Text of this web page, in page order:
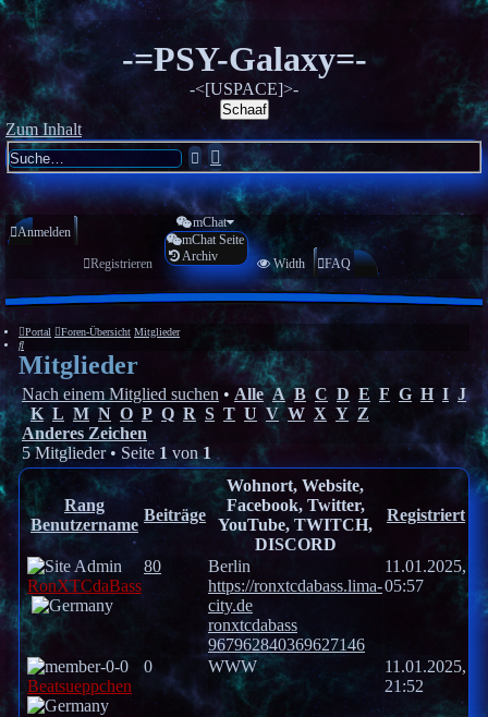
-=PSY-Galaxy=-
-<[USPACE]>-
Schaaf
Zum Inhalt
SucheErweiterte
Suche
Anmelden
Registrieren
mChat
mChat Seite
Archiv
Width FAQ
Portal Foren-Übersicht Mitglieder
Suche
Mitglieder
Nach einem Mitglied suchen • Alle A B C D E F G H I J
K L M N O P Q R S T U V W X Y Z
Anderes Zeichen
5 Mitglieder • Seite 1 von1
Rang
Benutzername
Beiträge
Wohnort, Website,
Facebook, Twitter,
YouTube, TWITCH,
DISCORD
Registriert
RonXTCdaBass
80
Berlin
https://ronxtcdabass.lima-
city.de
ronxtcdabass
967962840369627146
11.01.2025,
05:57
Beatsueppchen
0 WWW
11.01.2025,
21:52